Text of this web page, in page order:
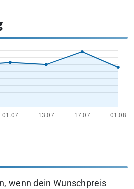
wenn dein Wunschpreis